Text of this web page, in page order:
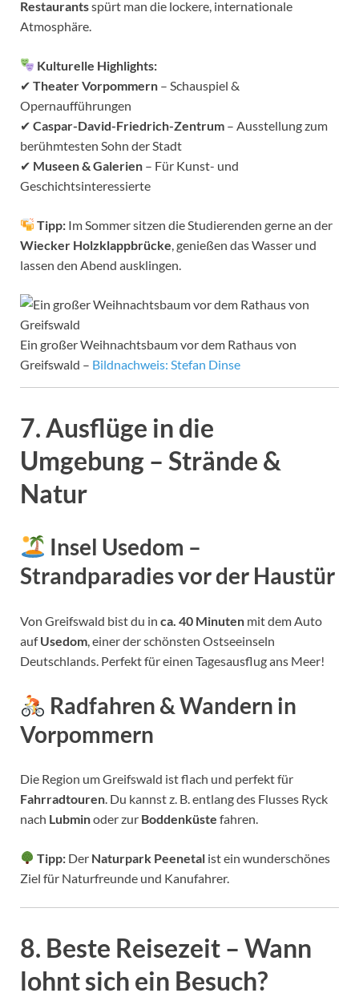
Restaurantsspürt man die lockere, internationale
Atmosphäre.
Kulturelle Highlights:
✔ Theater Vorpommern – Schauspiel &
Opernaufführungen
✔ Caspar-David-Friedrich-Zentrum – Ausstellung zum
berühmtesten Sohn der Stadt
✔ Museen & Galerien – Für Kunst- und
Geschichtsinteressierte
Tipp: Im Sommer sitzen die Studierenden gerne an der
Wiecker Holzklappbrücke , genießen das Wasser und
lassen den Abend ausklingen.
Ein großer Weihnachtsbaum vor dem Rathaus von
Greifswald – Bildnachweis: Stefan Dinse
7. Ausflüge in die
Umgebung – Strände &
Natur
Insel Usedom –
Strandparadies vor der Haustür
Von Greifswald bist du in ca. 40 Minuten mit dem Auto
aufUsedom , einer der schönsten Ostseeinseln
Deutschlands. Perfekt für einen Tagesausflug ans Meer!
Radfahren & Wandern in
Vorpommern
Die Region um Greifswald ist flach und perfekt für
Fahrradtouren. Du kannst z. B. entlang des Flusses Ryck
nach Lubminoder zur Boddenküste fahren.
Tipp: Der Naturpark Peenetal ist ein wunderschönes
Ziel für Naturfreunde und Kanufahrer.
8. Beste Reisezeit – Wann
lohnt sich ein Besuch?